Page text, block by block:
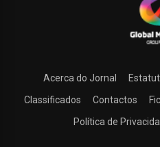
Acerca do Jornal
Classificados
Contactos
Política de